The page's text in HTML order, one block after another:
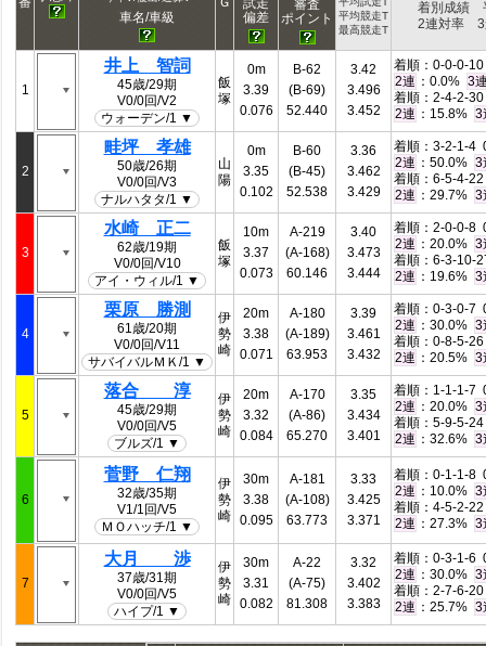
車名/車級
偏差
審査
ポイント
平均競走T
最高競走T
着別成績
2連対率 3
1
井上 智詞
45歳/29期
V0/0回/V2
ウォーデン/1 ▼
飯
塚
0m
3.39
0.076
B-62
(B-69)
52.440
3.42
3.496
3.452
着順：0-0-0-
2連 ：0.0% 3
着順：2-4-2-
2連 ：15.8% 3
2
畦坪 孝雄
50歳/26期
V0/0回/V3
ナルハタタ/1 ▼
山
陽
0m
3.35
0.102
B-60
(B-45)
52.538
3.36
3.462
3.429
着順：3-2-1-4
2連 ：50.0% 3
着順：6-5-4-
2連 ：29.7% 3
3
水崎 正二
62歳/19期
V0/0回/V10
アイ・ウィル/1 ▼
飯
塚
10m
3.37
0.073
A-219
(A-168)
60.146
3.40
3.473
3.444
着順：2-0-0-8
2連 ：20.0% 3
着順：6-3-10-
2連 ：19.6% 3
4
栗原 勝測
61歳/20期
V0/0回/V11
サバイバルＭＫ/1 ▼
伊
勢
崎
20m
3.38
0.071
A-180
(A-189)
63.953
3.39
3.461
3.432
着順：0-3-0-7
2連 ：30.0% 3
着順：0-8-5-
2連 ：20.5% 3
5
落合 淳
45歳/29期
V0/0回/V5
ブルズ/1 ▼
伊
勢
崎
20m
3.32
0.084
A-170
(A-86)
65.270
3.35
3.434
3.401
着順：1-1-1-7
2連 ：20.0% 3
着順：5-9-5-
2連 ：32.6% 3
6
菅野 仁翔
32歳/35期
V1/1回/V5
ＭＯハッチ/1 ▼
伊
勢
崎
30m
3.38
0.095
A-181
(A-108)
63.773
3.33
3.425
3.371
着順：0-1-1-8
2連 ：10.0% 3
着順：4-5-2-
2連 ：27.3% 3
7
大月 渉
37歳/31期
V0/0回/V5
ハイプ/1 ▼
伊
勢
崎
30m
3.31
0.082
A-22
(A-75)
81.308
3.32
3.402
3.383
着順：0-3-1-6
2連 ：30.0% 3
着順：2-7-6-
2連 ：25.7% 3